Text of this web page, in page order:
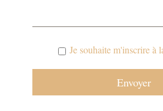
Je souhaite m'inscrire à